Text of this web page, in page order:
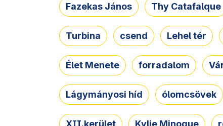
Fazekas János Thy Catafalque
Turbina csend Lehel tér
Élet Menete forradalom
Lágymányosi híd ólomcsövek
XII.kerület Kylie Minogue